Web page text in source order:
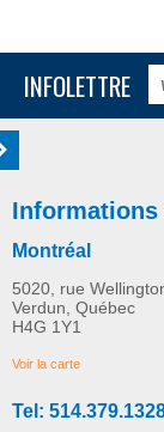
INFOLETTRE
Montréal
5020, rue
Verdun, Québec
H4G 1Y1
Voir la carte
Tel: